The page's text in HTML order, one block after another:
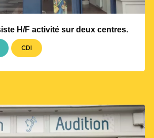
H/F activité sur deux centres.
CDI